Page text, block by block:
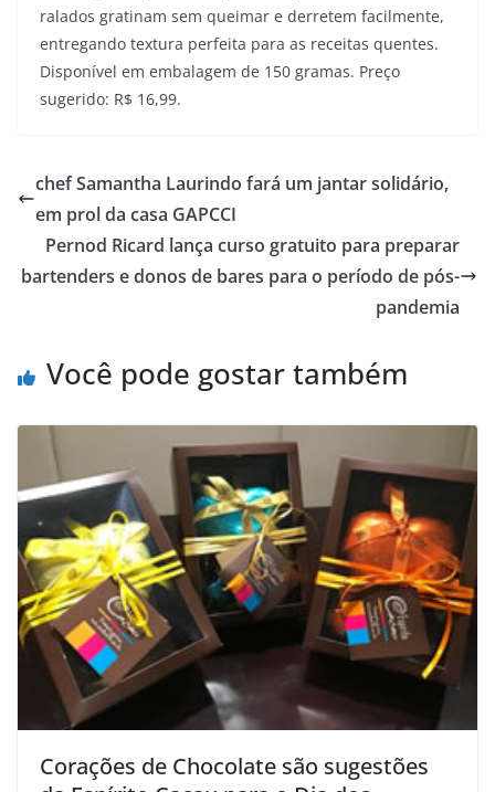
ralados gratinam sem queimar e derretem facilmente,
entregando textura perfeita para as receitas quentes.
Disponível em embalagem de 150 gramas. Preço
sugerido: R$ 16,99.
chef Samantha Laurindo fará um jantar solidário,
em prol da casa GAPCCI
Pernod Ricard lança curso gratuito para preparar
bartenders e donos de bares para o período de pós-
pandemia
Você pode gostar também
Corações de Chocolate são sugestões